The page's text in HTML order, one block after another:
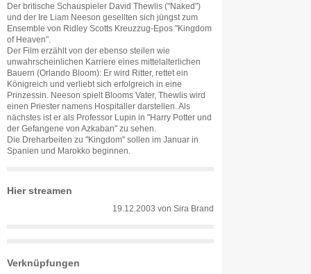
Der britische Schauspieler David Thewlis ("Naked")
und der Ire Liam Neeson gesellten sich jüngst zum
Ensemble von Ridley Scotts Kreuzzug-Epos "Kingdom
of Heaven".
Der Film erzählt von der ebenso steilen wie
unwahrscheinlichen Karriere eines mittelalterlichen
Bauern (Orlando Bloom): Er wird Ritter, rettet ein
Königreich und verliebt sich erfolgreich in eine
Prinzessin. Neeson spielt Blooms Vater, Thewlis wird
einen Priester namens Hospitaller darstellen. Als
nächstes ist er als Professor Lupin in "Harry Potter und
der Gefangene von Azkaban" zu sehen.
Die Dreharbeiten zu "Kingdom" sollen im Januar in
Spanien und Marokko beginnen.
Hier streamen
19.12.2003 von Sira Brand
Verknüpfungen